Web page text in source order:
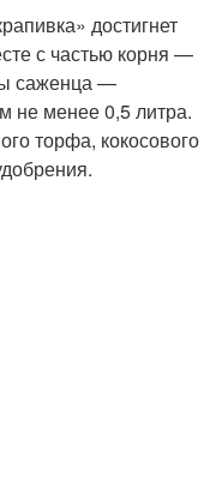
достигнет
с частью корня —
саженца —
не менее 0,5 литра.
торфа, кокосового